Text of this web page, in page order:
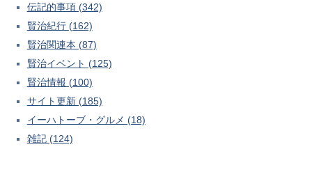
伝記的事項 (342)
賢治紀行 (162)
賢治関連本 (87)
賢治イベント (125)
賢治情報 (100)
サイト更新 (185)
イーハトーブ・グルメ (18)
雑記 (124)